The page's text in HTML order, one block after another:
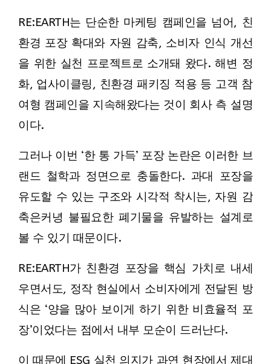
RE:EARTH는 단순한 마케팅 캠페인을 넘어, 친
환경 포장 확대와 자원 감축, 소비자 인식 개선
을 위한 실천 프로젝트로 소개돼 왔다. 해변 정
화, 업사이클링, 친환경 패키징 적용 등 고객 참
여형 캠페인을 지속해왔다는 것이 회사 측 설명
이다.
그러나 이번 ‘한 통 가득’ 포장 논란은 이러한 브
랜드 철학과 정면으로 충돌한다. 과대 포장을
유도할 수 있는 구조와 시각적 착시는, 자원 감
축은커녕 불필요한 폐기물을 유발하는 설계로
볼 수 있기 때문이다.
RE:EARTH가 친환경 포장을 핵심 가치로 내세
우면서도, 정작 현실에서 소비자에게 전달된 방
식은 ‘양을 많아 보이게 하기 위한 비효율적 포
장’이었다는 점에서 내부 모순이 드러난다.
이 때문에 ESG 실천 의지가 과연 현장에서 제대